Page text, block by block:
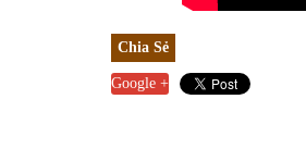
Chia Sẻ
Google +